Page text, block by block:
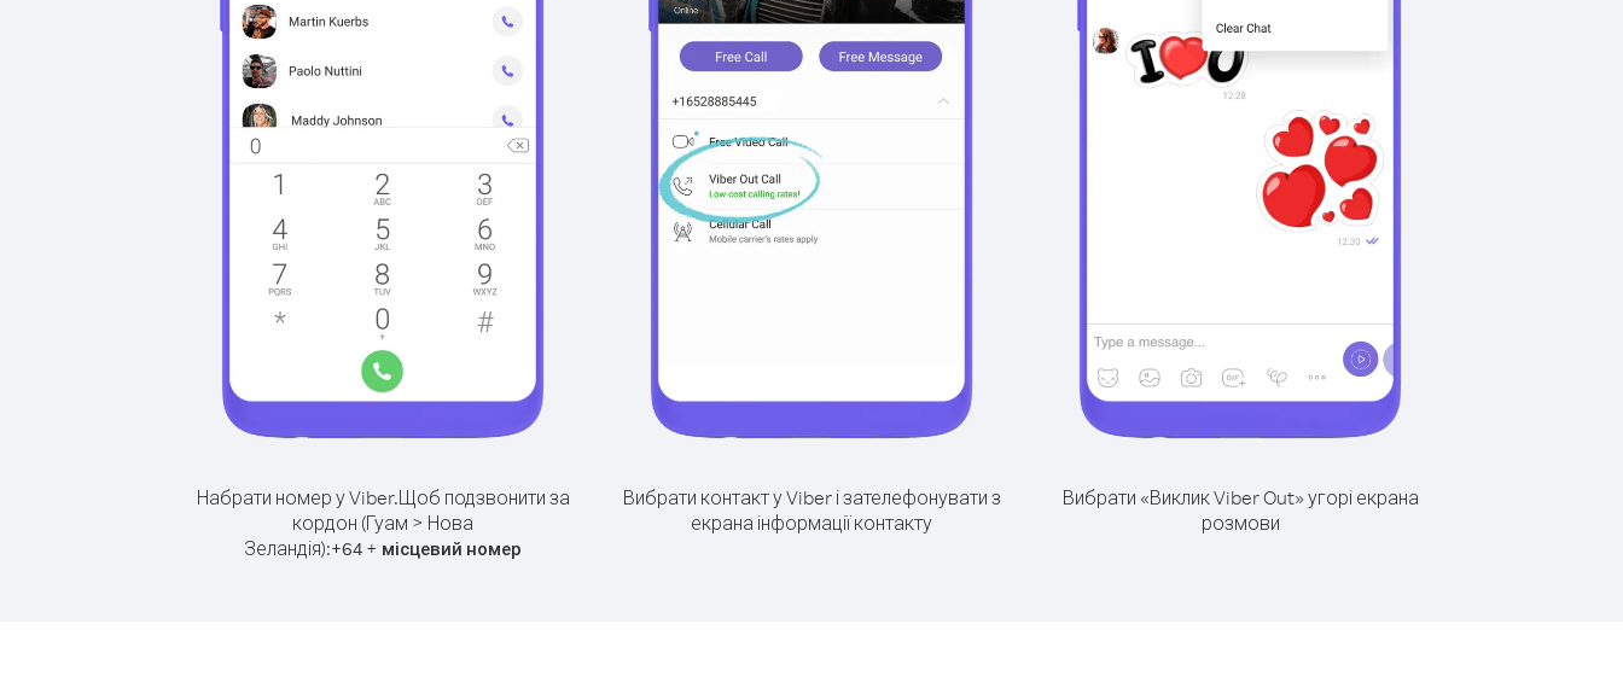
Набрати номер у Viber.Щоб подзвонити за
кордон (Гуам > Нова
Зеландія):+64 + місцевий номер
Вибрати контакт у Viber і зателефонувати з
екрана інформації контакту
Вибрати «Виклик Viber Out» угорі екрана
розмови